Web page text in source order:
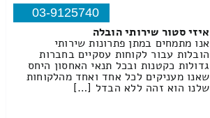
03-9125740
איזי סטור שירותי הובלה
אנו מתמחים במתן פתרונות שירותי
הובלות עבור לקוחות עסקיים בחברות
גדולות כקטנות ובכל תנאי האחסון היחס
שאנו מעניקים לכל אחד ואחד מהלקוחות
שלנו הוא זהה ללא הבדל […]